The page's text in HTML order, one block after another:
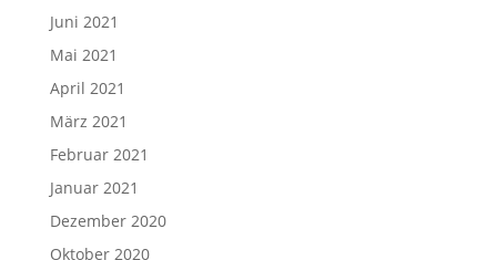
Juni 2021
Mai 2021
April 2021
März 2021
Februar 2021
Januar 2021
Dezember 2020
Oktober 2020